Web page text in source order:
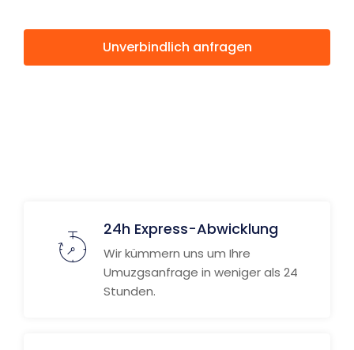
Unverbindlich anfragen
24h Express-Abwicklung
Wir kümmern uns um Ihre
Umuzgsanfrage in weniger als 24
Stunden.